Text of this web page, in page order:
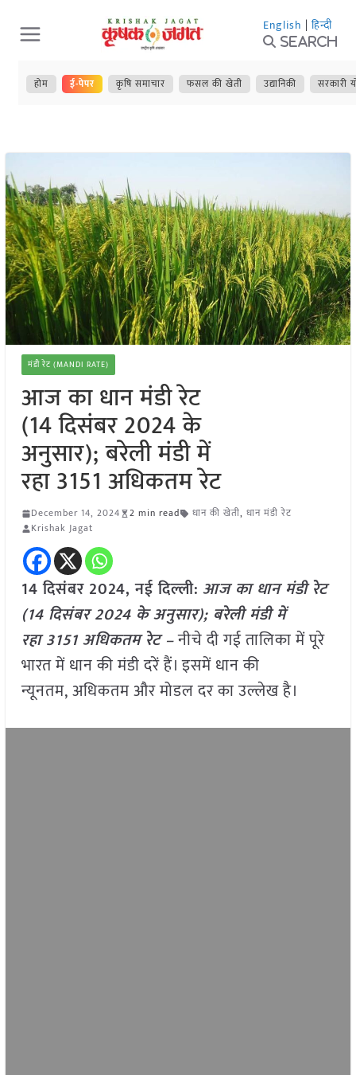
Skip
to
content
English | हिन्दी
Search
होम ई-पेपर कृषि समाचार फसल की खेती उद्यानिकी सरकारी
मंडी रेट (MANDI RATE)
आज का धान मंडी रेट
(14 दिसंबर 2024 के
अनुसार); बरेली मंडी में
रहा 3151 अधिकतम रेट
December 14, 2024 2 min read धान की खेती, धान मंडी रेट
Krishak Jagat
14 दिसंबर 2024, नई दिल्ली: आज का धान मंडी रेट
(14 दिसंबर 2024 के अनुसार); बरेली मंडी में
रहा 3151 अधिकतम रेट –नीचे दी गई तालिका में पूरे
भारत में धान की मंडी दरें हैं। इसमें धान की
न्यूनतम, अधिकतम और मोडल दर का उल्लेख है।